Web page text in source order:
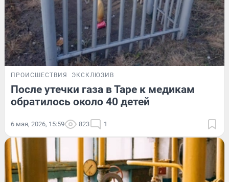
ПРОИСШЕСТВИЯ ЭКСКЛЮЗИВ
После утечки газа в Таре к медикам
обратилось около 40 детей
6 мая, 2026, 15:59 823 1